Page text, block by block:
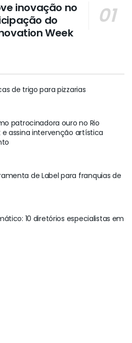
inovação no
do
Week
de trigo para pizzarias
patrocinadora ouro no Rio
e assina intervenção artística
de Label para franquias de
10 diretórios especialistas em